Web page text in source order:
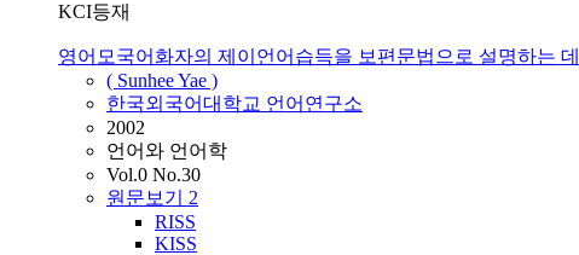
KCI등재
영어모국어화자의 제이언어습득을 보편문법으로 설명하는
( Sunhee Yae )
한국외국어대학교 언어연구소
2002
언어와 언어학
Vol.0 No.30
원문보기 2
RISS
KISS